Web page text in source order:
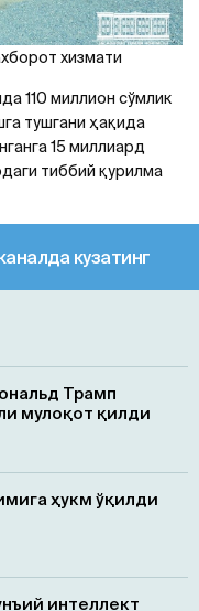
хизмати
110 миллион сўмлик
тушгани ҳақида
15 миллиард
тиббий қурилма
кузатинг
Трамп
мулоқот қилди
ҳукм ўқилди
интеллект